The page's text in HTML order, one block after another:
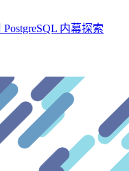
PostgreSQL 内幕探索